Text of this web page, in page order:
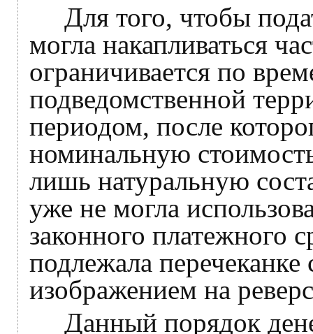
Для того, чтобы
могла накапливаться
ограничивается по
подведомственной
периодом, после
номинальную
лишь натуральную
уже не могла
законного платежного
подлежала
изображением на
Данный порядок